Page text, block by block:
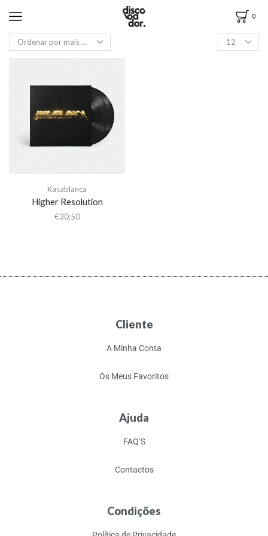
0
Kasablanca
Higher Resolution
€30,50
Cliente
A Minha Conta
Os Meus Favoritos
Ajuda
FAQ’S
Contactos
Condições